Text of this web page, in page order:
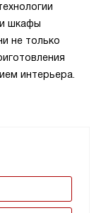
шкафы
не только
интерьера.